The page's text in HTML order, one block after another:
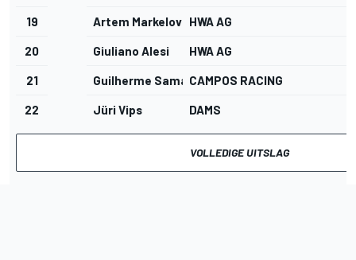
19 Artem Markelov HWA AG
20 Giuliano Alesi HWA AG
21 Guilherme SamaiaCAMPOS RACING
22 Jüri Vips DAMS
VOLLEDIGE UITSLAG